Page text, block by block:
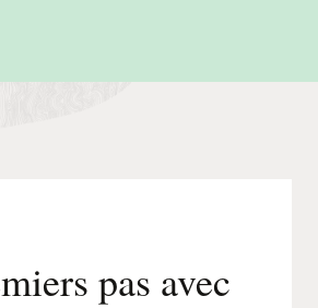
pas avec